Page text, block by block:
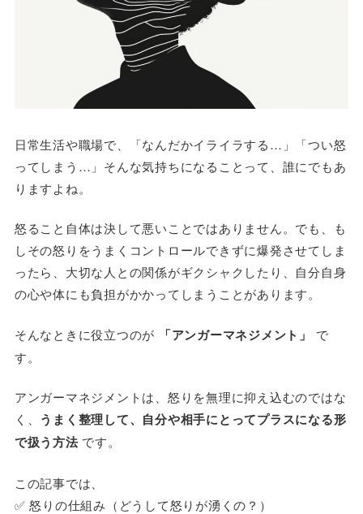
日常生活や職場で、「なんだかイライラする…」「つい怒
ってしまう…」そんな気持ちになることって、誰にでもあ
りますよね。
怒ること自体は決して悪いことではありません。でも、も
しその怒りをうまくコントロールできずに爆発させてしま
ったら、大切な人との関係がギクシャクしたり、自分自身
の心や体にも負担がかかってしまうことがあります。
そんなときに役立つのが 「アンガーマネジメント」
で
す。
アンガーマネジメントは、怒りを無理に抑え込むのではな
く、 うまく整理して、自分や相手にとってプラスになる形
で扱う方法です。
この記事では、
✅ 怒りの仕組み（どうして怒りが湧くの？）